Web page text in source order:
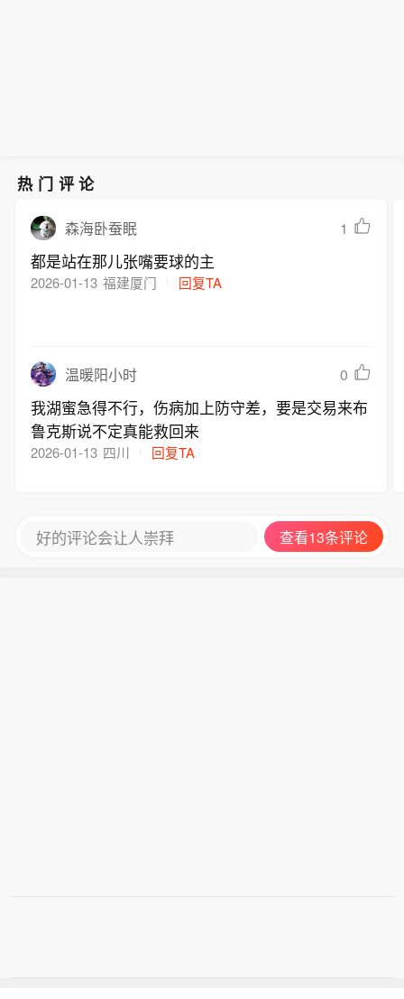
热门评论
森海卧蚕眠 1
都是站在那儿张嘴要球的主
2026-01-13 福建厦门 回复TA
温暖阳小时 0
我湖蜜急得不行，伤病加上防守差，要是交易来布
鲁克斯说不定真能救回来
2026-01-13 四川 回复TA
好的评论会让人崇拜 查看13条评论